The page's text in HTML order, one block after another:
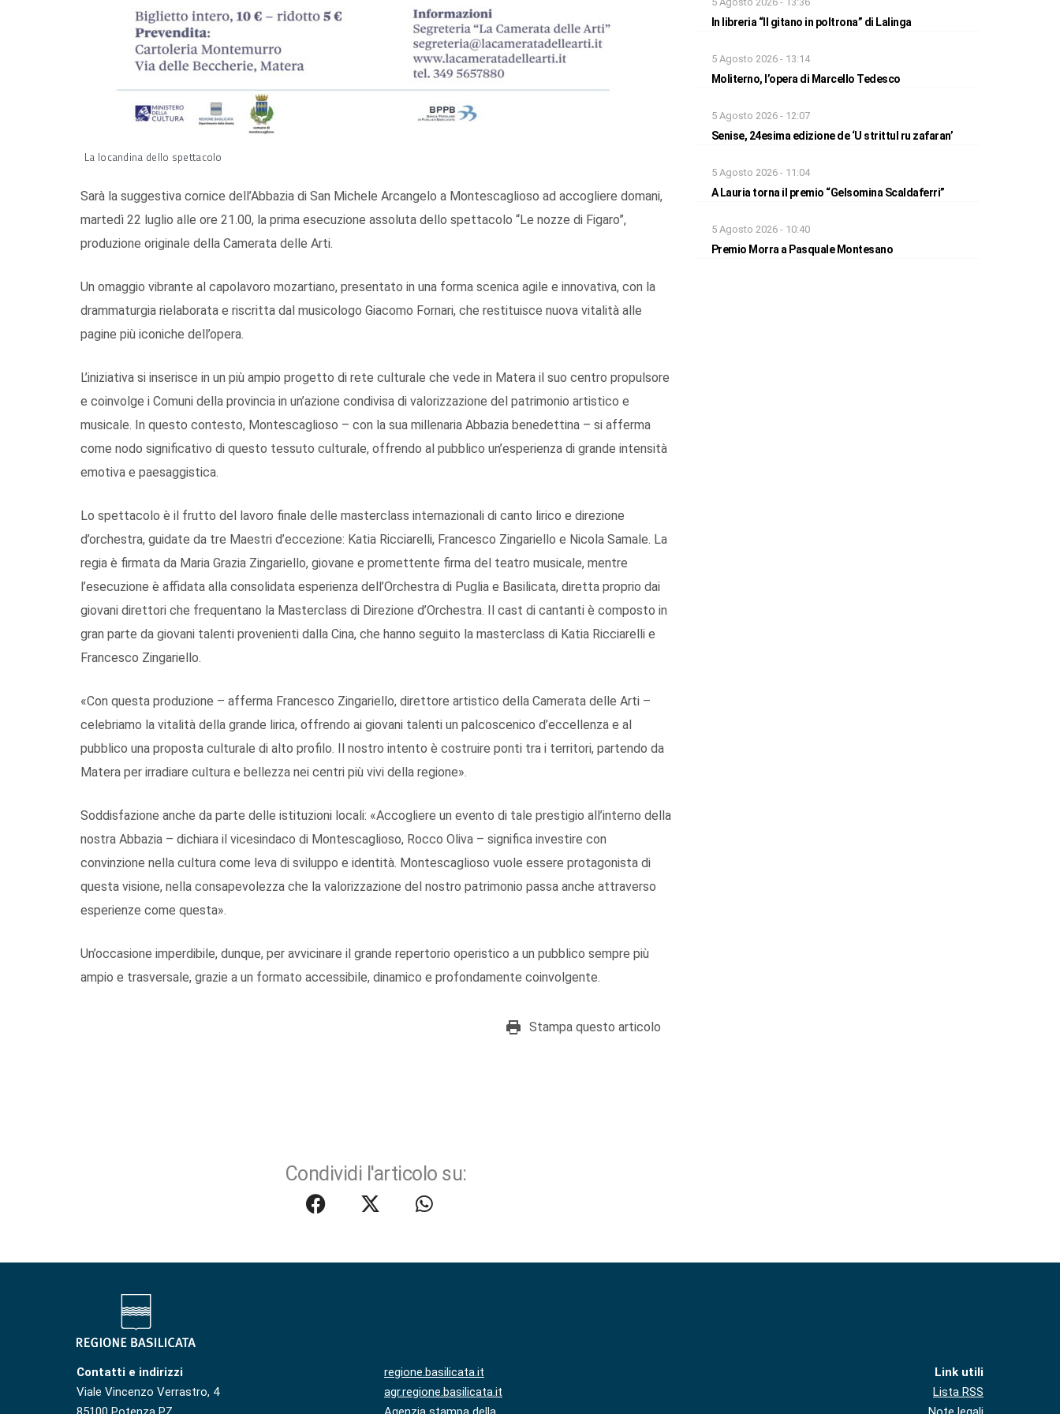
La locandina dello spettacolo
Sarà la suggestiva cornice dell’Abbazia di San Michele Arcangelo a Montescaglioso ad accogliere domani,
martedì 22 luglio alle ore 21.00, la prima esecuzione assoluta dello spettacolo “Le nozze di Figaro”,
produzione originale della Camerata delle Arti.
Un omaggio vibrante al capolavoro mozartiano, presentato in una forma scenica agile e innovativa, con la
drammaturgia rielaborata e riscritta dal musicologo Giacomo Fornari, che restituisce nuova vitalità alle
pagine più iconiche dell’opera.
L’iniziativa si inserisce in un più ampio progetto di rete culturale che vede in Matera il suo centro propulsore
e coinvolge i Comuni della provincia in un’azione condivisa di valorizzazione del patrimonio artistico e
musicale. In questo contesto, Montescaglioso – con la sua millenaria Abbazia benedettina – si afferma
come nodo significativo di questo tessuto culturale, offrendo al pubblico un’esperienza di grande intensità
emotiva e paesaggistica.
Lo spettacolo è il frutto del lavoro finale delle masterclass internazionali di canto lirico e direzione
d’orchestra, guidate da tre Maestri d’eccezione: Katia Ricciarelli, Francesco Zingariello e Nicola Samale. La
regia è firmata da Maria Grazia Zingariello, giovane e promettente firma del teatro musicale, mentre
l’esecuzione è affidata alla consolidata esperienza dell’Orchestra di Puglia e Basilicata, diretta proprio dai
giovani direttori che frequentano la Masterclass di Direzione d’Orchestra. Il cast di cantanti è composto in
gran parte da giovani talenti provenienti dalla Cina, che hanno seguito la masterclass di Katia Ricciarelli e
Francesco Zingariello.
«Con questa produzione – afferma Francesco Zingariello, direttore artistico della Camerata delle Arti –
celebriamo la vitalità della grande lirica, offrendo ai giovani talenti un palcoscenico d’eccellenza e al
pubblico una proposta culturale di alto profilo. Il nostro intento è costruire ponti tra i territori, partendo da
Matera per irradiare cultura e bellezza nei centri più vivi della regione».
Soddisfazione anche da parte delle istituzioni locali: «Accogliere un evento di tale prestigio all’interno della
nostra Abbazia – dichiara il vicesindaco di Montescaglioso, Rocco Oliva – significa investire con
convinzione nella cultura come leva di sviluppo e identità. Montescaglioso vuole essere protagonista di
questa visione, nella consapevolezza che la valorizzazione del nostro patrimonio passa anche attraverso
esperienze come questa».
Un’occasione imperdibile, dunque, per avvicinare il grande repertorio operistico a un pubblico sempre più
ampio e trasversale, grazie a un formato accessibile, dinamico e profondamente coinvolgente.
Stampa questo articolo
Condividi l'articolo su:
In libreria “Il gitano in poltrona” di Lalinga
5 Agosto 2026 - 13:14
Moliterno, l’opera di Marcello Tedesco
5 Agosto 2026 - 12:07
Senise, 24esima edizione de ‘U strittul ru zafaran’
5 Agosto 2026 - 11:04
A Lauria torna il premio “Gelsomina Scaldaferri”
5 Agosto 2026 - 10:40
Premio Morra a Pasquale Montesano
Contatti e indirizzi
Viale Vincenzo Verrastro, 4
regione.basilicata.it
agr.regione.basilicata.it
Link utili
Lista RSS